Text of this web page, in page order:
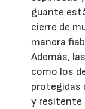
guante
cierre de
manera
Además,
como los
protegidas
y resitente